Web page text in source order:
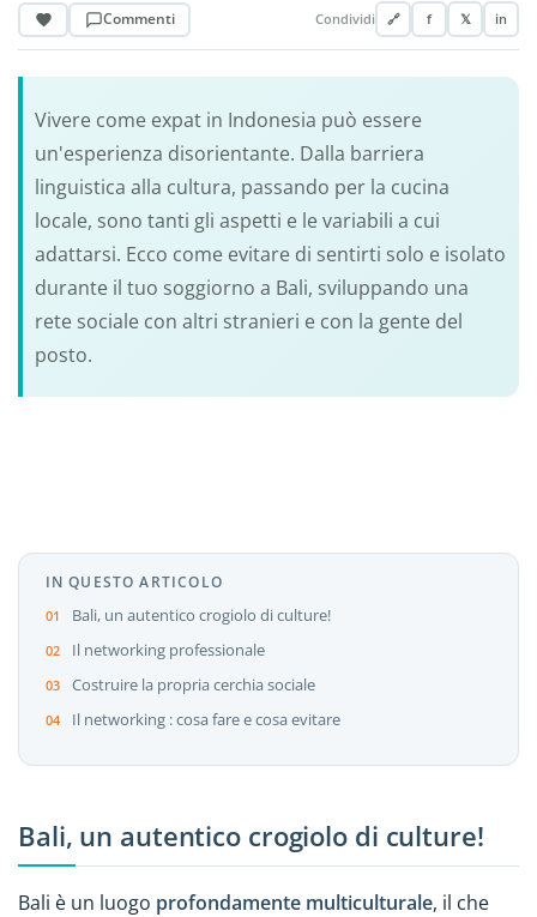
Commenti Condividi 🔗 f 𝕏 in
Vivere come expat in Indonesia può essere
un'esperienza disorientante. Dalla barriera
linguistica alla cultura, passando per la cucina
locale, sono tanti gli aspetti e le variabili a cui
adattarsi. Ecco come evitare di sentirti solo e isolato
durante il tuo soggiorno a Bali, sviluppando una
rete sociale con altri stranieri e con la gente del
posto.
IN QUESTO ARTICOLO
Bali, un autentico crogiolo di culture!
Il networking professionale
Costruire la propria cerchia sociale
Il networking : cosa fare e cosa evitare
Bali, un autentico crogiolo di culture!
Bali è un luogo profondamente multiculturale, il che